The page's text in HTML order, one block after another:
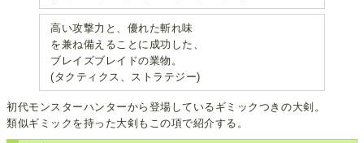
高い攻撃力と、優れた斬れ味
を兼ね備えることに成功した、
ブレイズブレイドの業物。
(タクティクス、ストラテジー)
初代モンスターハンターから登場しているギミックつきの大剣。
類似ギミックを持った大剣もこの項で紹介する。